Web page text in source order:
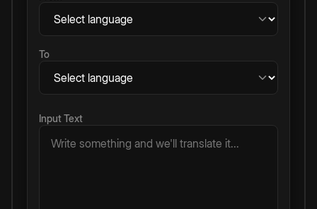
To
Input Text